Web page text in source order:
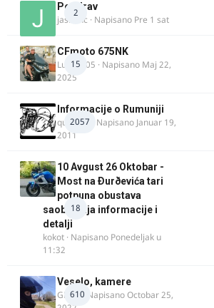
2
Pozdrav
jasminc · Napisano Pre 1 sat
15
CFmoto 675NK
Luka9905 · Napisano Maj 22,
2025
2057
Informacije o Rumuniji
quasaar · Napisano Januar 19,
2011
18
10 Avgust 26 Oktobar -
Most na Ðurðevića tari
potpuna obustava
saobraćaja informacije i
detalji
kokot · Napisano Ponedeljak u
11:32
610
Veselo, kamere
GR 46· NapisanoOctobar 25,